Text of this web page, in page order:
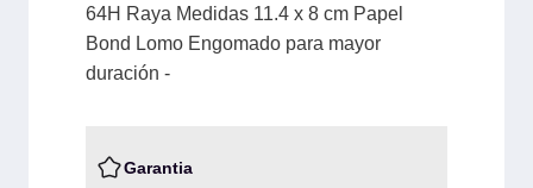
64H Raya Medidas 11.4 x 8 cm Papel
Bond Lomo Engomado para mayor
duración -
Garantia